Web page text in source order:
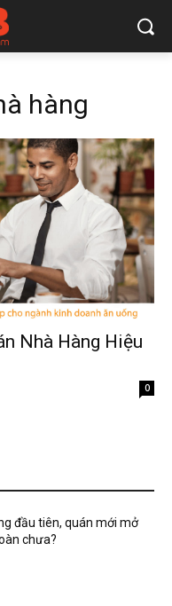
hàng
Nhà Hàng Hiệu
0
đầu tiên, quán mới mở
chưa?